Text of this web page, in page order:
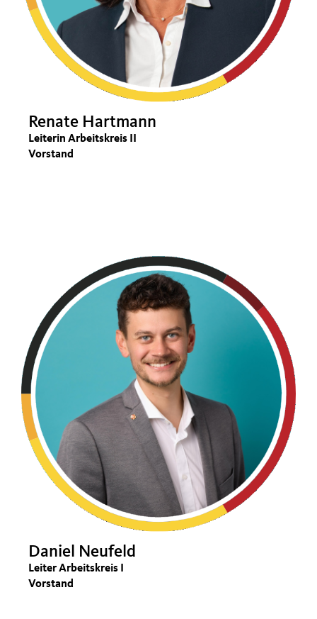
Renate Hartmann
Leiterin Arbeitskreis II
Vorstand
Daniel Neufeld
Leiter Arbeitskreis I
Vorstand